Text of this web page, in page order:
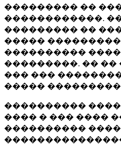
��������� ��
������������.
��������� ��
�����
����������
���������. �� ��
��� ���
�����
����������
���� � ��� ����
����������